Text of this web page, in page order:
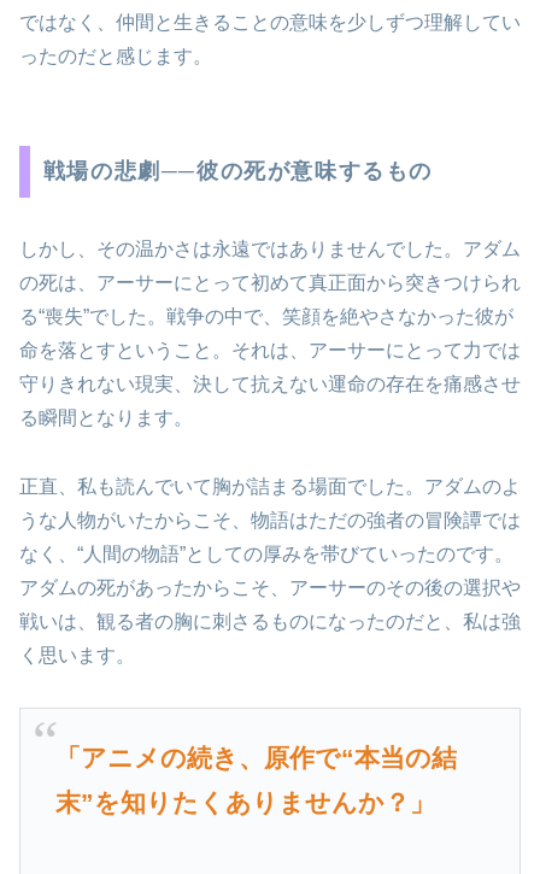
ではなく、仲間と生きることの意味を少しずつ理解してい
ったのだと感じます。
戦場の悲劇──彼の死が意味するもの
しかし、その温かさは永遠ではありませんでした。アダム
の死は、アーサーにとって初めて真正面から突きつけられ
る“喪失”でした。戦争の中で、笑顔を絶やさなかった彼が
命を落とすということ。それは、アーサーにとって力では
守りきれない現実、決して抗えない運命の存在を痛感させ
る瞬間となります。
正直、私も読んでいて胸が詰まる場面でした。アダムのよ
うな人物がいたからこそ、物語はただの強者の冒険譚では
なく、“人間の物語”としての厚みを帯びていったのです。
アダムの死があったからこそ、アーサーのその後の選択や
戦いは、観る者の胸に刺さるものになったのだと、私は強
く思います。
「アニメの続き、原作で“本当の結
末”を知りたくありませんか？」